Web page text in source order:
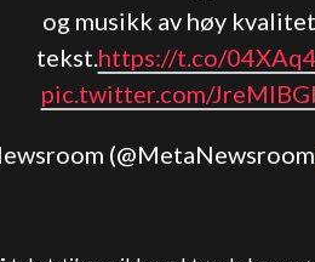
og musikk av høy
tekst.https://t.co/
pic.twitter.com/